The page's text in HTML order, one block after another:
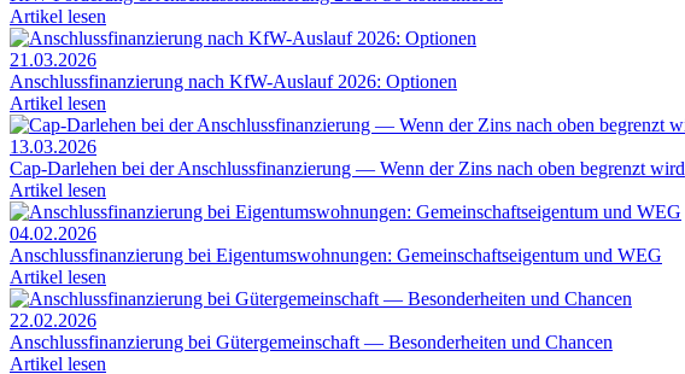
Artikel lesen
21.03.2026
Anschlussfinanzierung nach KfW-Auslauf 2026: Optionen
Artikel lesen
13.03.2026
Cap-Darlehen bei der Anschlussfinanzierung — Wenn der Zins nach oben begrenzt wird
Artikel lesen
04.02.2026
Anschlussfinanzierung bei Eigentumswohnungen: Gemeinschaftseigentum und WEG
Artikel lesen
22.02.2026
Anschlussfinanzierung bei Gütergemeinschaft — Besonderheiten und Chancen
Artikel lesen